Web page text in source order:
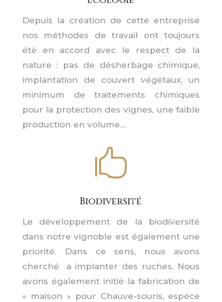
Depuis la création de cette entreprise
nos méthodes de travail ont toujours
été en accord avec le respect de la
nature : pas de désherbage chimique,
implantation de couvert végétaux, un
minimum de traitements chimiques
pour la protection des vignes, une faible
production en volume…

Biodiversité
Le développement de la biodiversité
dans notre vignoble est également une
priorité. Dans ce sens, nous avons
cherché a implanter des ruches. Nous
avons également initié la fabrication de
« maison » pour Chauve-souris, espèce